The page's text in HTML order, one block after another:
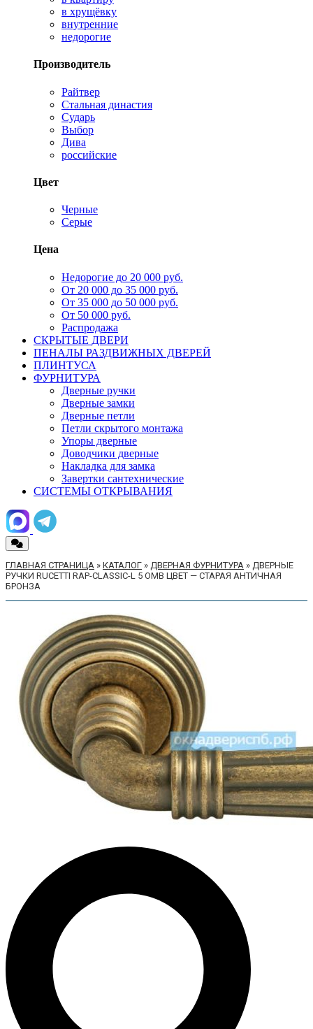
в хрущёвку
внутренние
недорогие
Производитель
Райтвер
Стальная династия
Сударь
Выбор
Дива
российские
Цвет
Черные
Серые
Цена
Недорогие до 20 000 руб.
От 20 000 до 35 000 руб.
От 35 000 до 50 000 руб.
От 50 000 руб.
Распродажа
СКРЫТЫЕ ДВЕРИ
ПЕНАЛЫ РАЗДВИЖНЫХ ДВЕРЕЙ
ПЛИНТУСА
ФУРНИТУРА
Дверные ручки
Дверные замки
Дверные петли
Петли скрытого монтажа
Упоры дверные
Доводчики дверные
Накладка для замка
Завертки сантехнические
СИСТЕМЫ ОТКРЫВАНИЯ
ГЛАВНАЯ СТРАНИЦА » КАТАЛОГ » ДВЕРНАЯ ФУРНИТУРА » ДВЕРНЫЕ
РУЧКИ RUCETTI RAP-CLASSIC-L 5 OMB ЦВЕТ — СТАРАЯ АНТИЧНАЯ
БРОНЗА